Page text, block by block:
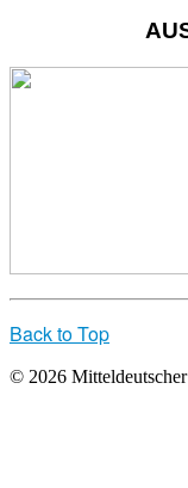
Back to Top
© 2026